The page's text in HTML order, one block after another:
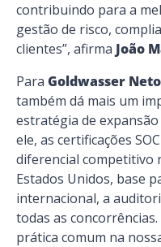
contribuindo para a
gestão de risco,
clientes”, afirma João
Para Goldwasser Neto
também dá mais um
estratégia de
ele, as certificações
diferencial competitivo
Estados Unidos, base
internacional, a
todas as
prática comum na